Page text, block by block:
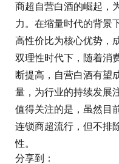
商超自营白酒的崛起，
力。在缩量时代的背景
高性价比为核心优势，
双理性时代下，随着消
断提高，自营白酒有望
量，为行业的持续发展
值得关注的是，虽然目
连锁商超流行，但不排
性。
分享到：